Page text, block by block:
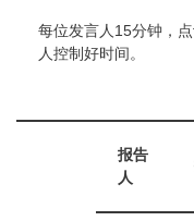
每位发言人15分钟，
人控制好时间。
报告
人